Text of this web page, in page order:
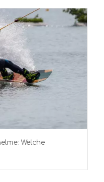
Welche